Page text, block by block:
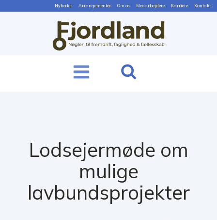
Nyheder Arrangementer Om os Medarbejdere Karriere Kontakt
Lodsejermøde om
mulige
lavbundsprojekter